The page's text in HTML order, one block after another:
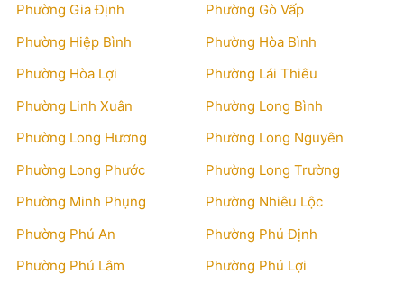
Phường Gia Định
Phường Gò Vấp
Phường Hiệp Bình
Phường Hòa Bình
Phường Hòa Lợi
Phường Lái Thiêu
Phường Linh Xuân
Phường Long Bình
Phường Long Hương
Phường Long Nguyên
Phường Long Phước
Phường Long Trường
Phường Minh Phụng
Phường Nhiêu Lộc
Phường Phú An
Phường Phú Định
Phường Phú Lâm
Phường Phú Lợi